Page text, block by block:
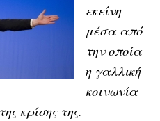
εκείνη
μέσα από
την οποία
η γαλλική
κοινωνία
κρίσης της.